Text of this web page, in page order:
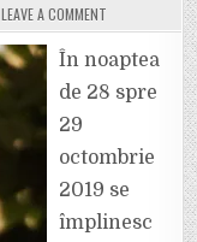
LEAVE A COMMENTON
AVOCAT
CORINA
SĂCRIERU:
”CONCLUZIILE
PARADOXURILE
CONDAMNĂRII
LUI
VULCĂNESCU”
În noaptea
de 28 spre
29
octombrie
2019 se
împlinesc